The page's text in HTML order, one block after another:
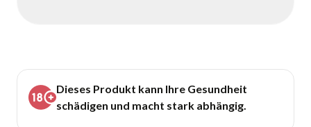
Dieses Produkt kann Ihre Gesundheit
schädigen und macht stark abhängig.